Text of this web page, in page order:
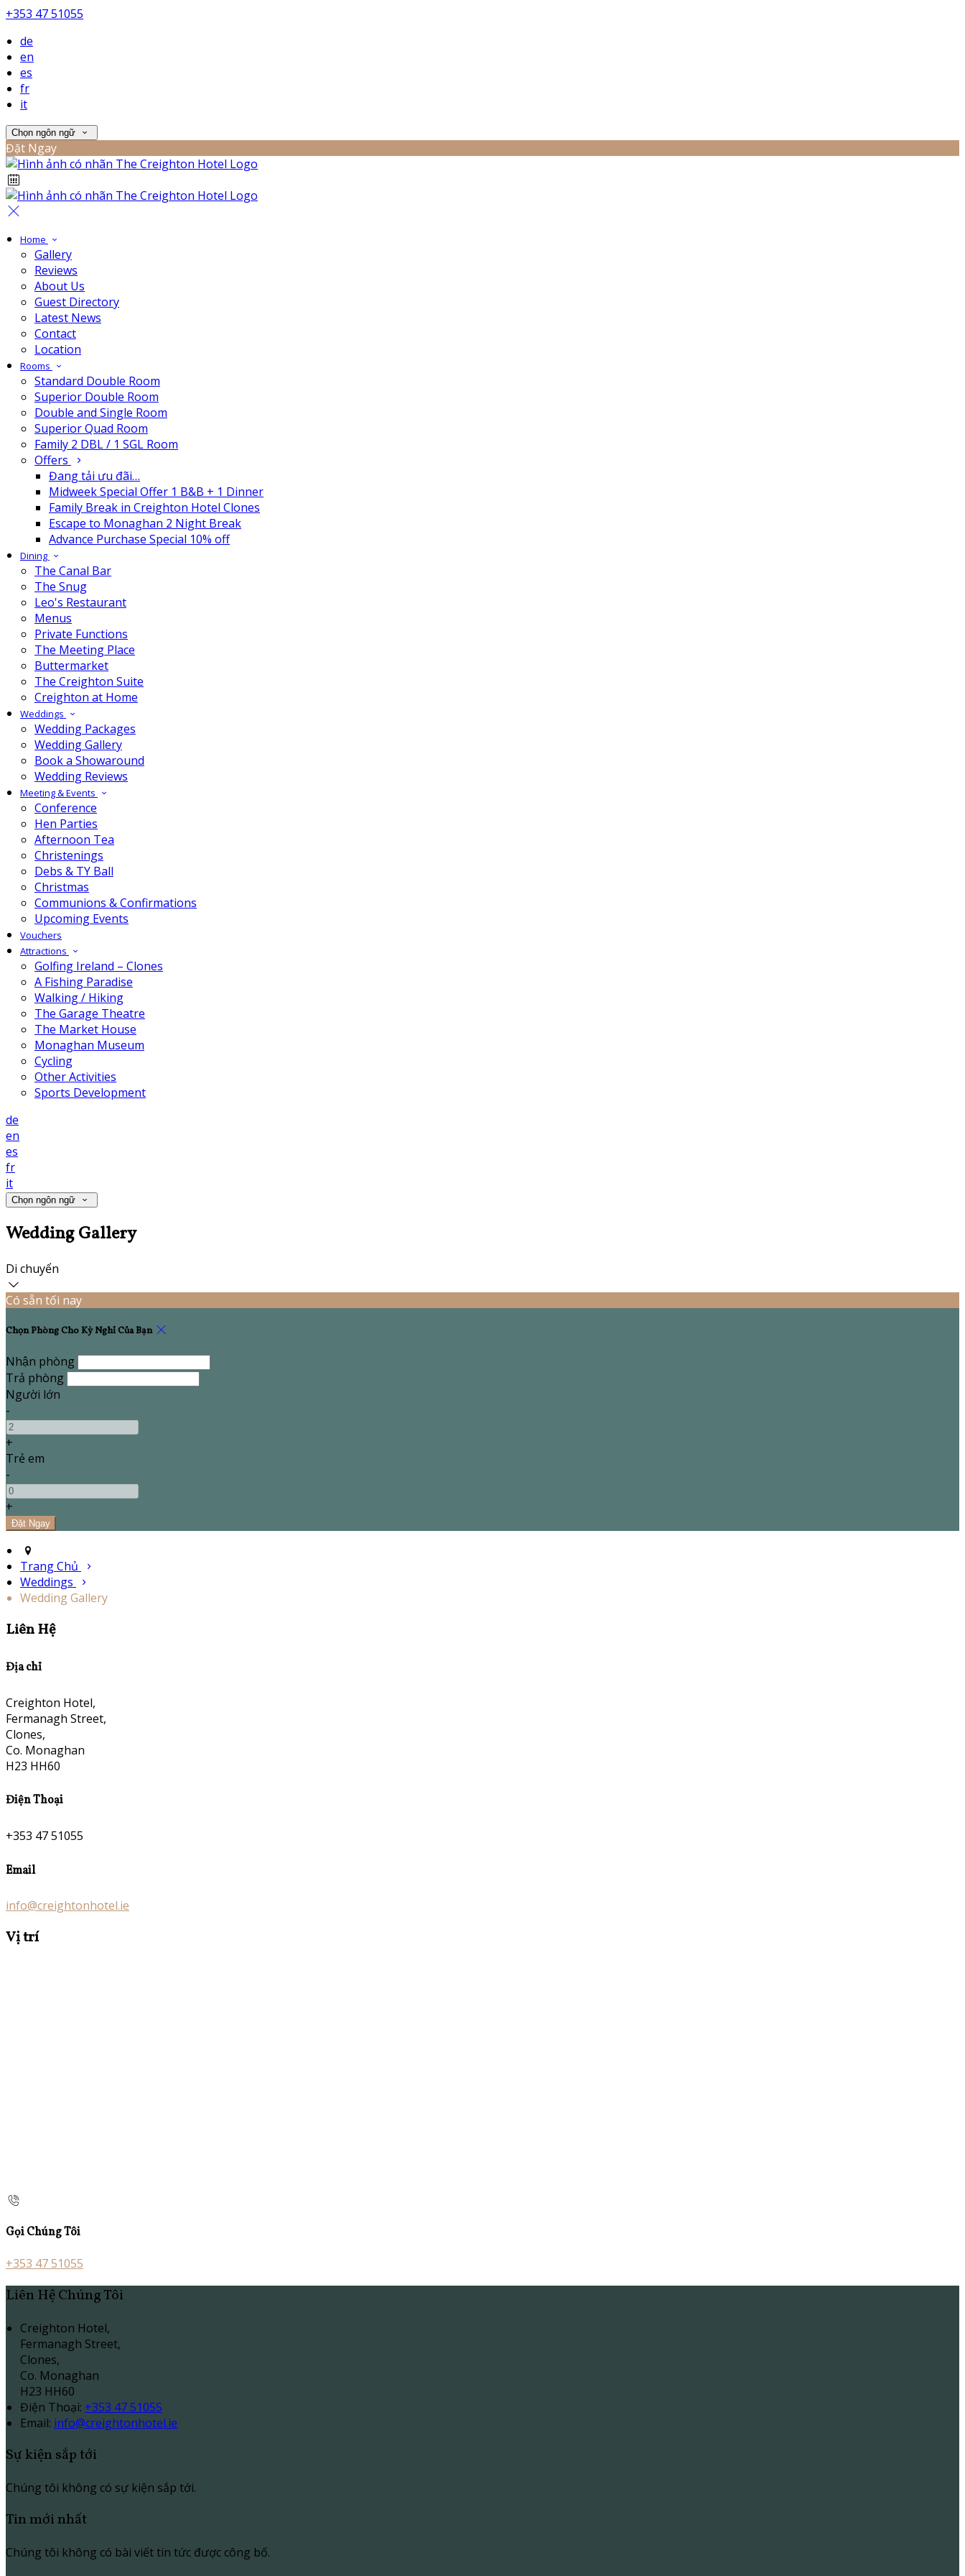
+353 47 51055
de
en
es
fr
it
Chọn ngôn ngữ
Đặt Ngay
Home
Gallery
Reviews
About Us
Guest Directory
Latest News
Contact
Location
Rooms
Standard Double Room
Superior Double Room
Double and Single Room
Superior Quad Room
Family 2 DBL / 1 SGL Room
Offers
Đang tải ưu đãi…
Midweek Special Offer 1 B&B + 1 Dinner
Family Break in Creighton Hotel Clones
Escape to Monaghan 2 Night Break
Advance Purchase Special 10% off
Dining
The Canal Bar
The Snug
Leo's Restaurant
Menus
Private Functions
The Meeting Place
Buttermarket
The Creighton Suite
Creighton at Home
Weddings
Wedding Packages
Wedding Gallery
Book a Showaround
Wedding Reviews
Meeting & Events
Conference
Hen Parties
Afternoon Tea
Christenings
Debs & TY Ball
Christmas
Communions & Confirmations
Upcoming Events
Vouchers
Attractions
Golfing Ireland – Clones
A Fishing Paradise
Walking / Hiking
The Garage Theatre
The Market House
Monaghan Museum
Cycling
Other Activities
Sports Development
de
en
es
fr
it
Chọn ngôn ngữ
Wedding Gallery
Di chuyển
Có sẵn tối nay
Chọn Phòng Cho Kỳ Nghỉ Của Bạn
Nhận phòng
Trả phòng
Người lớn
-
+
Trẻ em
-
+
Trang Chủ
Weddings
Wedding Gallery
Liên Hệ
Địa chỉ
Creighton Hotel,
Fermanagh Street,
Clones,
Co. Monaghan
H23 HH60
Điện Thoại
+353 47 51055
Email
info@creightonhotel.ie
Vị trí
Gọi Chúng Tôi
+353 47 51055
Liên Hệ Chúng Tôi
Creighton Hotel,
Fermanagh Street,
Clones,
Co. Monaghan
H23 HH60
Điện Thoại: +353 47 51055
Email: info@creightonhotel.ie
Sự kiện sắp tới
Chúng tôi không có sự kiện sắp tới.
Tin mới nhất
Chúng tôi không có bài viết tin tức được công bố.